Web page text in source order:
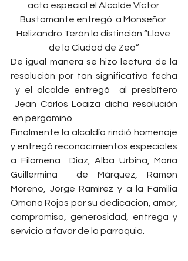
acto especial el Alcalde Víctor
Bustamante entregó  a Monseñor
Helizandro Terán la distinción “Llave
de la Ciudad de Zea”
De igual manera se hizo lectura de la
resolución por tan significativa fecha
y el alcalde entregó  al presbítero
Jean Carlos Loaiza dicha resolución
en pergamino
Finalmente la alcaldía rindió homenaje
y entregó reconocimientos especiales
a Filomena  Diaz, Alba Urbina, María
Guillermina  de Márquez, Ramon
Moreno, Jorge Ramírez y a la Familia
Omaña Rojas por su dedicación, amor,
compromiso, generosidad, entrega y
servicio a favor de la parroquia.